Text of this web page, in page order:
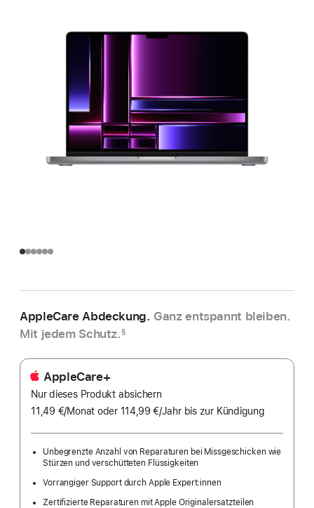
AppleCare Abdeckung. Ganz entspannt bleiben.
Mit jedem Schutz. §
AppleCare+
Nur dieses Produkt absichern
11,49 €/Monat pro
oder 114,99 €/Jahr Pro
bis zur Kündigung
Unbegrenzte Anzahl von Reparaturen bei Missgeschicken wie
Stürzen und verschütteten Flüssigkeiten
Vorrangiger Support durch Apple Expert:innen
Zertifizierte Reparaturen mit Apple Originalersatzteilen